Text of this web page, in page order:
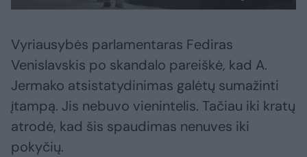
Vyriausybės parlamentaras Fediras
Venislavskis po skandalo pareiškė, kad A.
Jermako atsistatydinimas galėtų sumažinti
įtampą. Jis nebuvo vienintelis. Tačiau iki kratų
atrodė, kad šis spaudimas nenuves iki
pokyčių.